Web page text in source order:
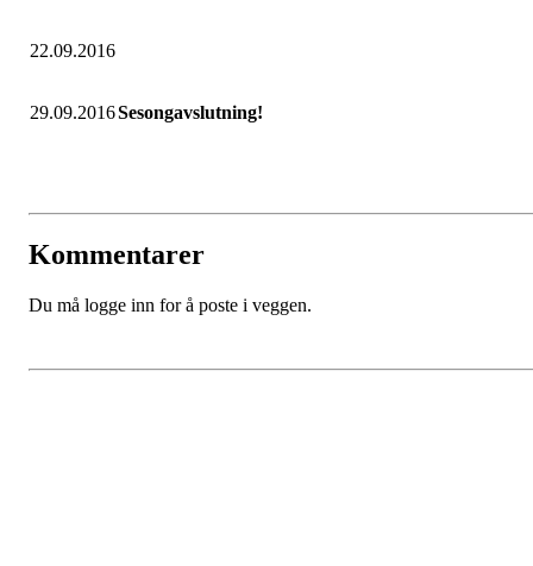
22.09.2016
29.09.2016Sesongavslutning!
Kommentarer
Du må logge inn for å poste i veggen.